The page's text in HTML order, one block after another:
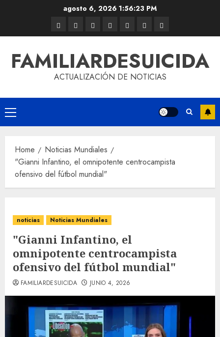
agosto 6, 2026 1:56:23 PM
FAMILIARDESUICIDA
ACTUALIZACIÓN DE NOTICIAS
Home
Noticias Mundiales
"Gianni Infantino, el omnipotente centrocampista
ofensivo del fútbol mundial"
noticias Noticias Mundiales
"Gianni Infantino, el
omnipotente centrocampista
ofensivo del fútbol mundial"
FAMILIARDESUICIDA JUNIO 4, 2026